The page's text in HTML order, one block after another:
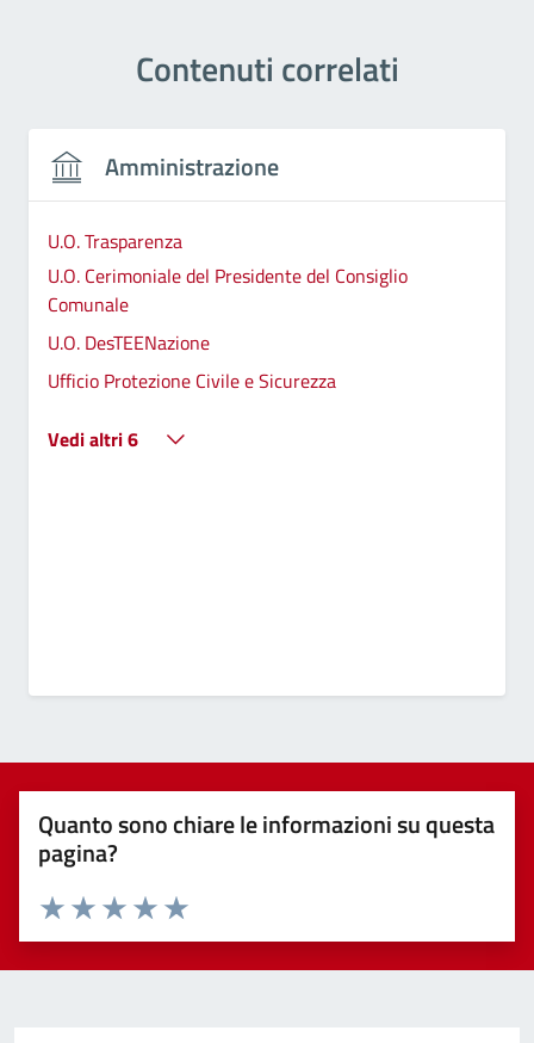
Contenuti correlati
Amministrazione
U.O. Trasparenza
U.O. Cerimoniale del Presidente del Consiglio
Comunale
U.O. DesTEENazione
Ufficio Protezione Civile e Sicurezza
Vedi altri 6
Quanto sono chiare le informazioni su questa
pagina?
Valuta 5 stelle su 5
Valuta 4 stelle su 5
Valuta 3 stelle su 5
Valuta 2 stelle su 5
Valuta 1 stelle su 5